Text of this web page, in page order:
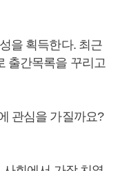
을 획득한다. 최근
출간목록을 꾸리고
관심을 가질까요?